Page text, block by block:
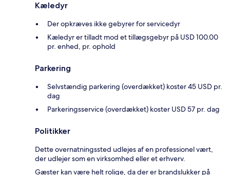
Kæledyr
Der opkræves ikke gebyrer for servicedyr
Kæledyr er tilladt mod et tillægsgebyr på USD 100.00
pr. enhed, pr. ophold
Parkering
Selvstændig parkering (overdækket) koster 45 USD pr.
dag
Parkeringsservice (overdækket) koster USD 57 pr. dag
Politikker
Dette overnatningssted udlejes af en professionel vært,
der udlejer som en virksomhed eller et erhverv.
Gæster kan være helt rolige, da der er brandslukker på